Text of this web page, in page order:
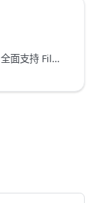
FoxWallet 是一款去中心化、多链钱包，全面支持 Filecoin。它与 Filecoin 以太坊虚拟机 (FEVM) 集成，让用户无需手动设置即可轻松将 FIL 转入或转出 f4(0x) 地址。本指南介绍如何使用 FoxWallet 转移 FIL。